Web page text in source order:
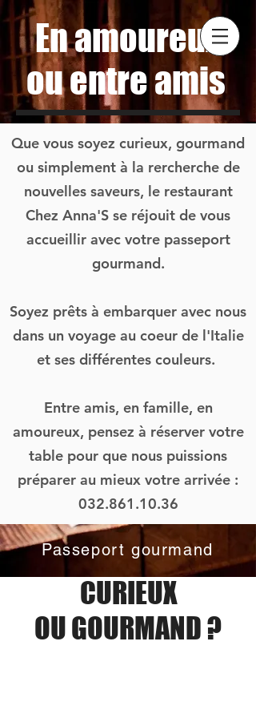
En amoureux
ou entre amis
Que vous soyez curieux, gourmand
ou simplement à la rercherche de
nouvelles saveurs, le restaurant
Chez Anna'S se réjouit de vous
accueillir avec votre passeport
gourmand.
Soyez prêts à embarquer avec nous
dans un voyage au coeur de l'Italie
et ses différentes couleurs.
Entre amis, en famille, en
amoureux, pensez à réserver votre
table pour que nous puissions
préparer au mieux votre arrivée :
032.861.10.36
Passeport gourmand
CURIEUX
OU GOURMAND ?